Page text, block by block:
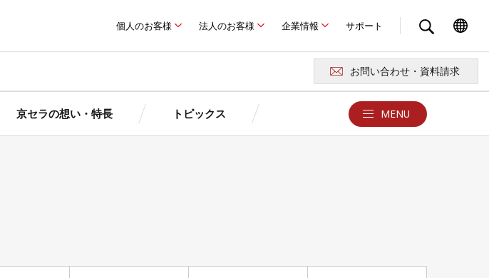
個人のお客様 法人のお客様 企業情報 サポート
お問い合わせ・資料請求
京セラの想い・特長 トピックス MENU